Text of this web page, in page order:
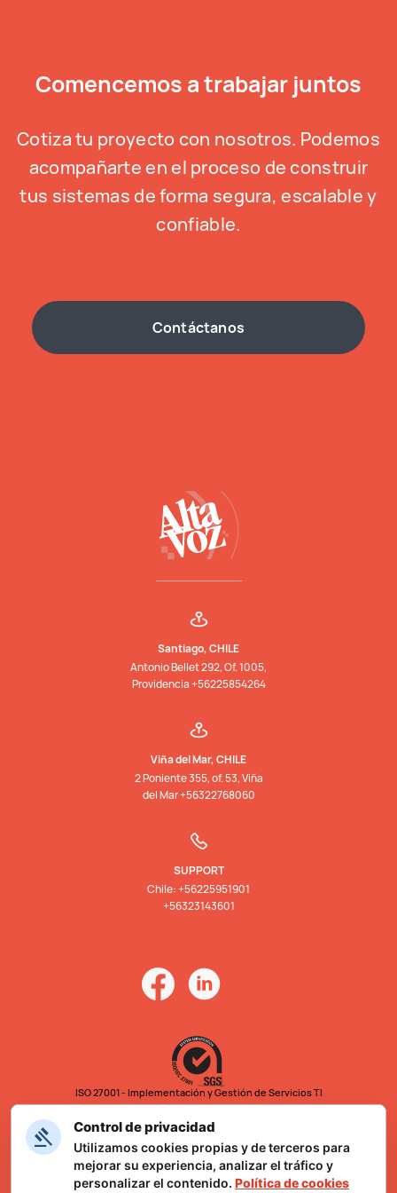
Comencemos a trabajar juntos
Cotiza tu proyecto con nosotros. Podemos
acompañarte en el proceso de construir
tus sistemas de forma segura, escalable y
confiable.
Contáctanos
Santiago, CHILE
Antonio Bellet 292, Of. 1005,
Providencia +56225854264
Viña del Mar, CHILE
2 Poniente 355, of. 53, Viña
del Mar +56322768060
SUPPORT
Chile: +56225951901
+56323143601
ISO 27001 - Implementación y Gestión de Servicios TI
Control de privacidad
Utilizamos cookies propias y de terceros para
mejorar su experiencia, analizar el tráfico y
personalizar el contenido. Política de cookies